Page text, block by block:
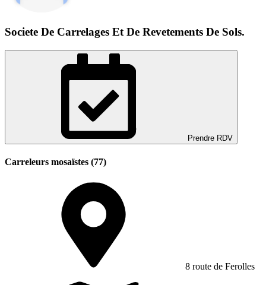
Societe De Carrelages Et De Revetements De Sols.
Prendre RDV
Carreleurs mosaïstes (77)
8 route de Ferolles